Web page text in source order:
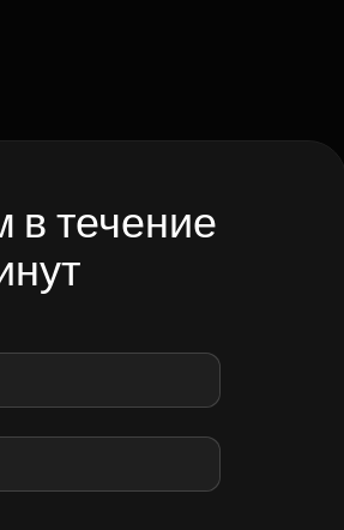
в течение